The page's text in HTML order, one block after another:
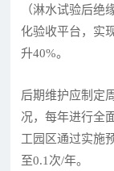
（淋水试验后绝
化验收平台，实
升40%。
后期维护应制定
况，每年进行全
工园区通过实施
至0.1次/年。